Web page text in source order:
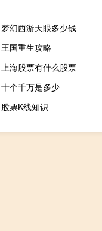
梦幻西游天眼多少钱
王国重生攻略
上海股票有什么股票
十个千万是多少
股票K线知识